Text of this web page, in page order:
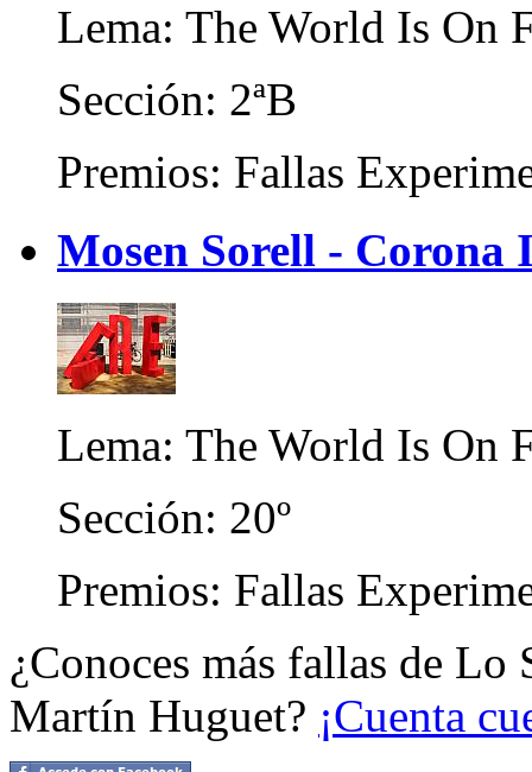
Lema: The World Is On
Sección: 2ªB
Premios: Fallas
Mosen Sorell - Corona
Lema: The World Is On
Sección: 20º
Premios: Fallas
¿Conoces más fallas de
Martín Huguet? ¡Cuenta